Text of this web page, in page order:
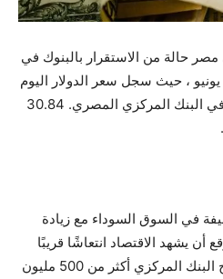
حالة من الاستقرار بالبنوك في
افتتاح تعاملات اليوم السبت 3 يونيو ، حيث سجل سعر الدولار اليوم
السبت ، أمام الجنيه المصري في البنك المركزي المصري. 30.84
في السوق السوداء مع زيادة
أن يشهد الاقتصاد انتعاشًا قريبًا
في العملة الصعبة ، حيث يطرح البنك المركزي أكثر من 500 مليون